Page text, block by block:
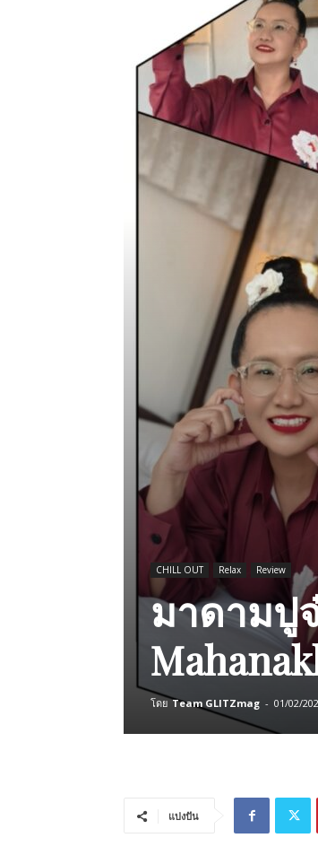
CHILL OUT Relax Review
มาดามปู
โดย Team GLITZmag - 01/02/
แบ่งปัน